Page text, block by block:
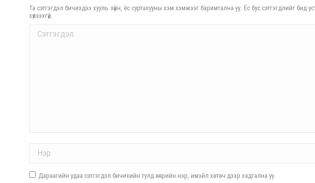
Та сэтгэгдэл бичихдээ хууль зүйн, ёс суртахууны хэм хэмжээг баримтална уу. Ёс бус сэтгэгдлийг бид
хүлээхгүй.
Comment
Дараагийн удаа сэтгэгдэл бичихийн тулд өөрийн нэр, имэйл хөтөч дээр хадгална уу.